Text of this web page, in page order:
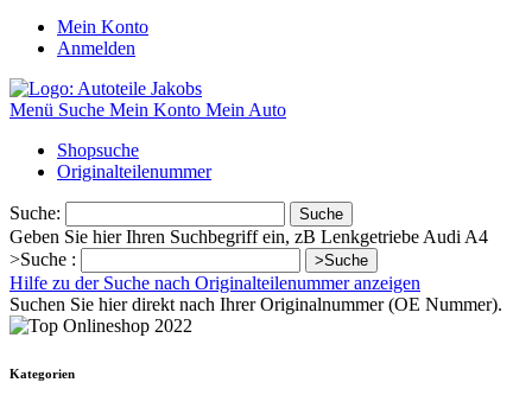
Mein Konto
Anmelden
Menü Suche Mein Konto Mein Auto
Shopsuche
Originalteilenummer
Suche: Suche
Geben Sie hier Ihren Suchbegriff ein, zB Lenkgetriebe Audi A4
>Suche :
>Suche
Hilfe zu der Suche nach Originalteilenummer anzeigen
Suchen Sie hier direkt nach Ihrer Originalnummer (OE Nummer).
Kategorien